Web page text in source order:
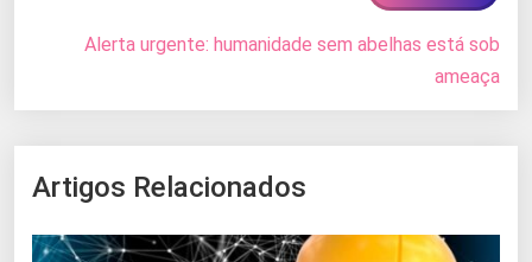
Alerta urgente: humanidade sem abelhas está sob
ameaça
Artigos Relacionados